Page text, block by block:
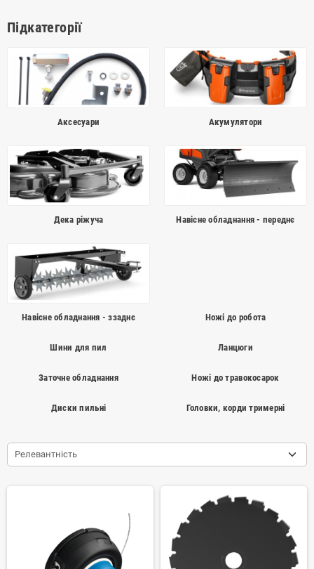
Підкатегорії
Аксесуари Акумулятори
Дека ріжуча Навісне обладнання - переднє
Навісне обладнання - ззаднє Ножі до робота
Шини для пил Ланцюги
Заточне обладнання Ножі до травокосарок
Диски пильні Головки, корди тримерні
Релевантність